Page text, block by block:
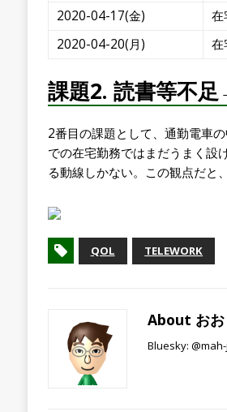
2020-04-17(金)
在
2020-04-20(月)
在
課題2. 読書等不
2番目の課題として、通勤電車
での在宅勤務ではまだうまく設
る動線しかない。この観点だと
QOL TELEWORK
About おお
Bluesky: